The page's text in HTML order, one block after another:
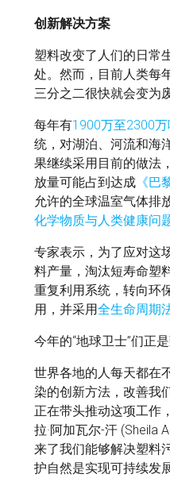
创新解决方案
塑料改变了人们的日常
处。然而，目前人类每
三分之二很快就会变为
每年有1900万至2300万
统，对湖泊、河流和海
果继续采用目前的做法
放量可能占到达成《巴
允许的全球温室气体排
化学物质与人类健康问
专家表示，为了应对这
料产量，淘汰短寿命塑
重复利用系统，转向环
用，并采用全生命周期
今年的“地球卫士”们正是
世界各地的人每天都在
染的创新方法，改善我
正在带头推动这项工作
拉·阿加瓦尔-汗 (Sheila
来了我们能够解决塑料
护自然是实现可持续发